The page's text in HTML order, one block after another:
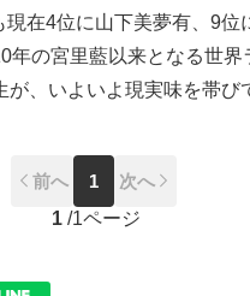
在4位に山下美夢有、9位
年の宮里藍以来となる世界
が、いよいよ現実味を帯び
前へ 1
次へ
1 /1ページ